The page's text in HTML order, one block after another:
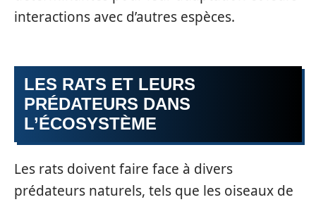
interactions avec d’autres espèces.
LES RATS ET LEURS
PRÉDATEURS DANS
L’ÉCOSYSTÈME
Les rats doivent faire face à divers
prédateurs naturels, tels que les oiseaux de